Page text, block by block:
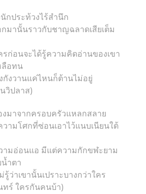
กประท้วงไร้สำนึก
มานั้นราวกับชาญฉลาดเสียเต็ม
ก่อนจะได้รู้ความคิดอ่านของเขา
อทน
กังวานแค่ไหนก็ต้านไม่อยู่
วิปลาส)
งมาจากครอบครัวแหลกสลาย
ามโศกที่ซ่อนเอาไว้แนบเนียนใต้
วามอ่อนแอ มีแต่ความกักขฬะยาม
ำตา
ว่าเขานั้นเปราะบางกว่าใคร
ทร์ ใครกันคนบ้า)